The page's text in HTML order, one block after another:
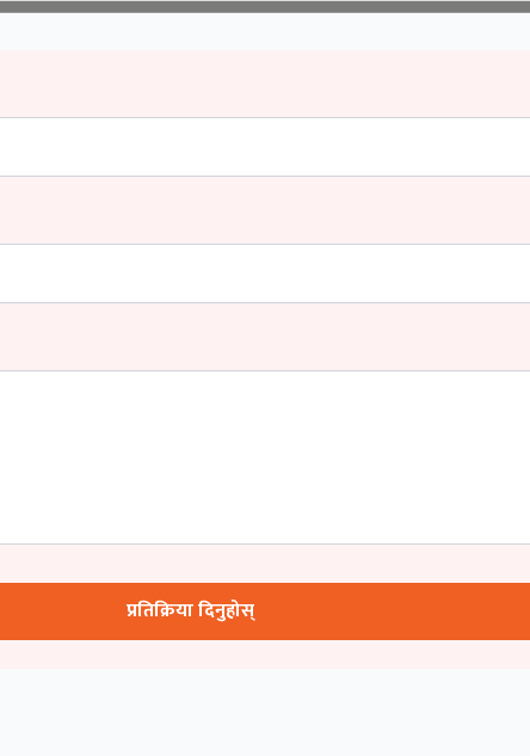
प्रतिक्रिया दिनुहोस्